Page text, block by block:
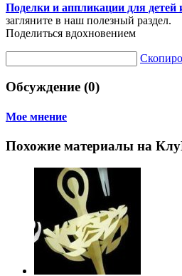
Поделки и аппликации для детей
загляните в наш полезный раздел.
Поделиться вдохновением
Обсуждение (0)
Мое мнение
Похожие материалы на